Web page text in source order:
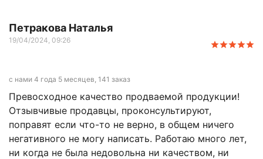
Петракова Наталья
19/04/2024, 09:26
с нами 4 года 5 месяцев, 141 заказ
Превосходное качество продваемой продукции!
Отзывчивые продавцы, проконсультируют,
поправят если что-то не верно, в общем ничего
негативного не могу написать. Работаю много лет,
ни когда не была недовольна ни качеством, ни